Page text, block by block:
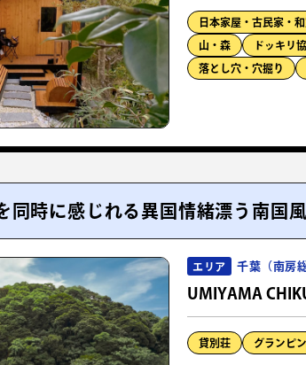
日本家屋・古民家・
山・森 ドッキリ
落とし穴・穴掘り
同時に感じれる異国情緒漂う南国
エリア 千葉（南房
UMIYAMA
貸別荘 グランピ